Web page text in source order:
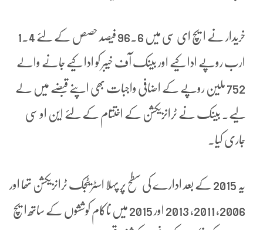
خریدار نے ایچ ای سی میں 96.6 فیصد حصص کے لئے 1.4
ارب روپے ادا کیے اور بینک آف خیبر کو ادا کیے جانے والے
752 ملین روپے کے اضافی واجبات بھی اپنے قبضے میں لے
لیے۔ بینک نے ٹرانزیکشن کے اختتام کے لئے این او سی
جاری کیا۔
یہ 2015 کے بعد ادارے کی سطح پر پہلا اسٹریٹجک ٹرانزیکشن تھا اور
2006، 2011، 2013 اور 2015 میں ناکام کوششوں کے ساتھ ایچ